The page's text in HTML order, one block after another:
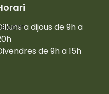
a dijous de 9h a
de 9h a 15h